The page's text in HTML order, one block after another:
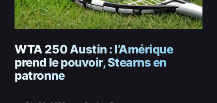
WTA 250 Austin : l’Amérique
prend le pouvoir, Stearns en
patronne